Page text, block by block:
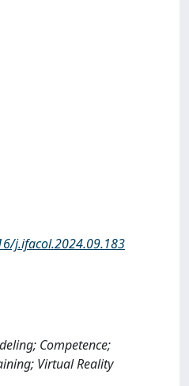
j.ifacol.2024.09.183
Competence;
Virtual Reality